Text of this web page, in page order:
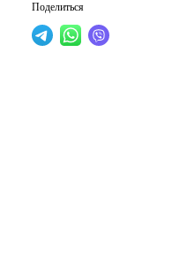
Поделиться